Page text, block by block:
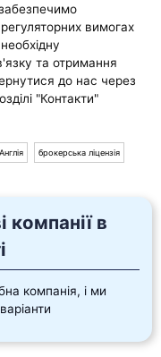
забезпечимо
вимогах
та отримання
до нас через
"Контакти"
Англія брокерська ліцензія
компанії в
компанія, і ми